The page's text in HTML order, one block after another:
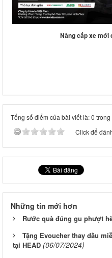
Nâng cấp xe mới
Tổng số điểm của bài viết là: 0
Click để
Những tin mới hơn
Rước quà đúng gu phượt
Tặng Evoucher thay dầu
tại HEAD (06/07/2024)